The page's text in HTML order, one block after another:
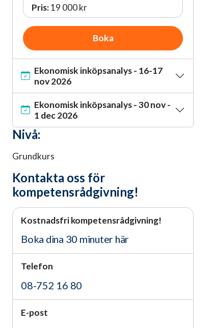
Pris:19 000 kr
Boka
Ekonomisk inköpsanalys - 16-17
nov 2026
Ekonomisk inköpsanalys - 30 nov -
1 dec 2026
Nivå:
Grundkurs
Kontakta oss för
kompetensrådgivning!
Kostnadsfri kompetensrådgivning!
Boka dina 30 minuter här
Telefon
08-752 16 80
E-post